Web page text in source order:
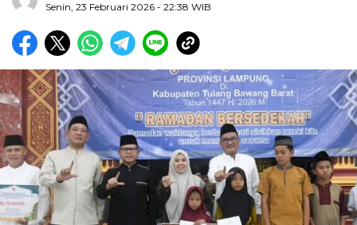
Senin, 23 Februari 2026 - 22:38 WIB